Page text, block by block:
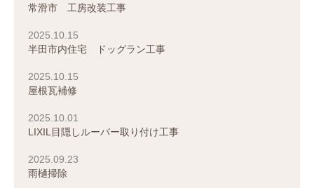
常滑市 工房改装工事
2025.10.15
半田市内住宅 ドッグラン工事
2025.10.15
屋根瓦補修
2025.10.01
LIXIL目隠しルーバー取り付け工事
2025.09.23
雨樋掃除